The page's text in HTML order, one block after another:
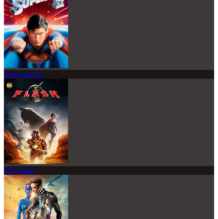
Superman II
The Flash